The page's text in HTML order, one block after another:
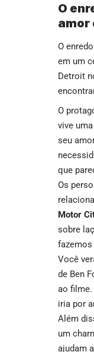
O
amor
O
em um
Detroit
O
vive
seu
que
Os
Motor
sobre
Você
de Ben
ao filme.
iria por
Além
um
ajudam